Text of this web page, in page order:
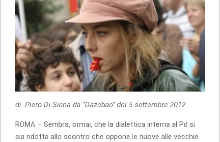
di Piero Di Siena da “Dazebao” del 5 settembre 2012
ROMA – Sembra, ormai, che la dialettica interna al Pd si
sia ridotta allo scontro che oppone le nuove alle vecchie